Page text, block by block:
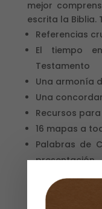
mejor
escrita la Biblia.
Referencias
El tiempo
Testamento
Una armonía
Una
Recursos
16 mapas a
Palabras de
presentación